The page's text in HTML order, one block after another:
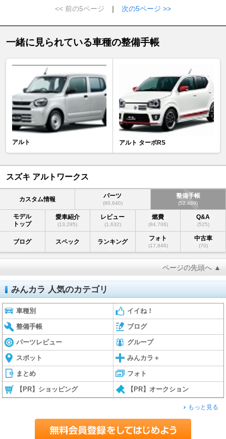
<< 前の5ページ ｜ 次の5ページ >>
一緒に見られている車種の整備手帳
アルト アルト ターボRS
スズキ アルトワークス
カスタム情報 パーツ
(80,640)
整備手帳
(52,489)
モデル
トップ
愛車紹介
(13,295)
レビュー
(1,632)
燃費
(84,706)
Q&A
(525)
ブログ スペック ランキング フォト
(17,848)
中古車
(70)
ページの先頭へ ▲
みんカラ 人気のカテゴリ
車種別 イイね！
整備手帳 ブログ
パーツレビュー グループ
スポット みんカラ＋
まとめ フォト
【PR】ショッピング 【PR】オークション
もっと見る